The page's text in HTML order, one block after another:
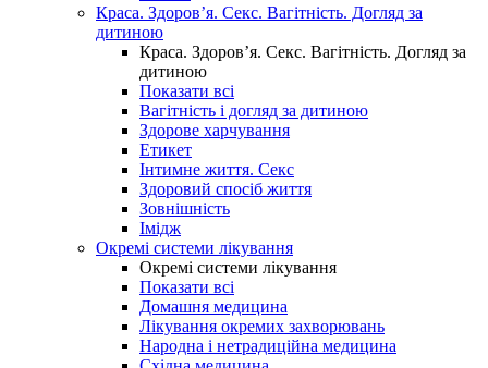
Краса. Здоров’я. Секс. Вагітність. Догляд за
дитиною
Краса. Здоров’я. Секс. Вагітність. Догляд за
дитиною
Показати всі
Вагітність і догляд за дитиною
Здорове харчування
Етикет
Інтимне життя. Секс
Здоровий спосіб життя
Зовнішність
Імідж
Окремі системи лікування
Окремі системи лікування
Показати всі
Домашня медицина
Лікування окремих захворювань
Народна і нетрадиційна медицина